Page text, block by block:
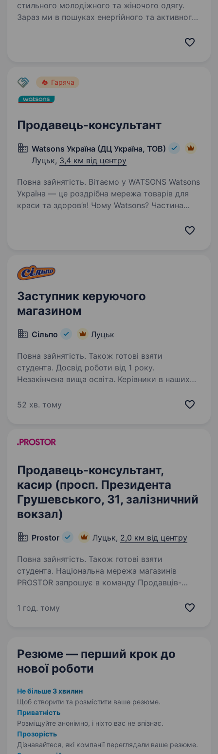
стильного молодіжного та жіночого одягу.
Зараз ми в пошуках енергійного та активного
Гаряча
Продавець-консультант
Watsons Україна (ДЦ Україна, ТОВ)
Луцьк, 3,4 км від центру
Повна зайнятість. Вітаємо у WATSONS Watsons
Україна — це роздрібна мережа товарів для
краси та здоров’я! Чому Watsons? Частина
у світі мережі роздрібної торгівлі продукцією
Заступник керуючого
магазином
Сільпо Луцьк
Повна зайнятість. Також готові взяти
студента. Досвід роботи від 1 року.
Незакінчена вища освіта. Керівники в наших
ставлять зрозумілі цілі й справедливо
роботи вам знадобляться: …
52 хв. тому
Продавець-консультант,
касир (просп. Президента
Грушевського, 31, залізничний
вокзал)
Prostor Луцьк, 2,0 км від центру
Повна зайнятість. Також готові взяти
студента. Національна мережа магазинів
PROSTOR запрошує в команду Продавців-
допомагати нашим покупцям обирати
1 год. тому
Резюме — перший крок до
нової роботи
Не більше 3 хвилин
Щоб створити та розмістити ваше резюме.
Приватність
Розміщуйте анонімно, і ніхто вас не впізнає.
Прозорість
Дізнавайтеся, які компанії переглядали ваше резюме.